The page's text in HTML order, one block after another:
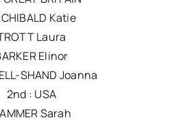
Katie
Laura
Elinor
SHAND Joanna
2nd : USA
Sarah